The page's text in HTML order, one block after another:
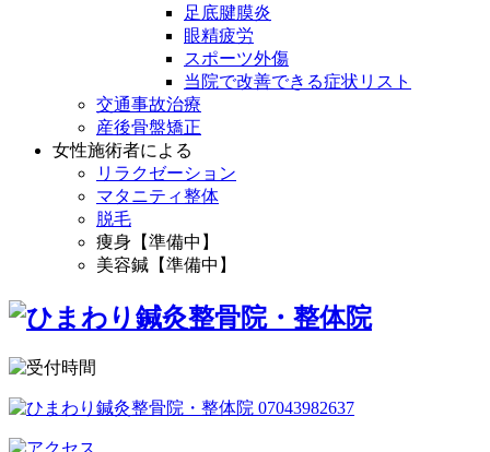
足底腱膜炎
眼精疲労
スポーツ外傷
当院で改善できる症状リスト
交通事故治療
産後骨盤矯正
女性施術者による
リラクゼーション
マタニティ整体
脱毛
痩身【準備中】
美容鍼【準備中】